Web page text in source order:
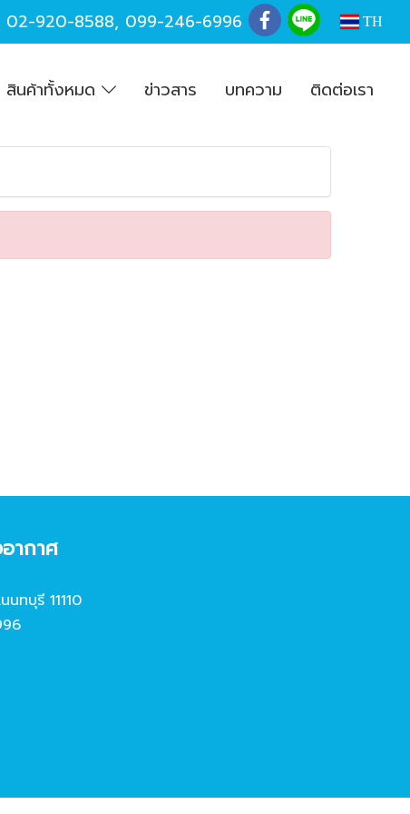
02-920-8588, 099-246-6996 TH
สินค้าทั้งหมด ข่าวสาร บทความ ติดต่อเรา
ากาศ
ทบุรี 11110